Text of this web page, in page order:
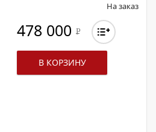
На заказ
478 000Р
В КОРЗИНУ